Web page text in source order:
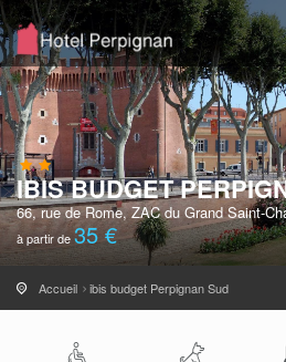
IBIS BUDGET
66, rue de Rome, ZAC du Grand Saint-
à partir de35 €
Accueil ibis budget Perpignan Sud